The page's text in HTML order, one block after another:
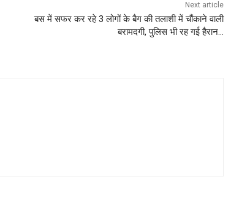
Next article
बस में सफर कर रहे 3 लोगों के बैग की तलाशी में चौंकाने वाली
बरामदगी, पुलिस भी रह गई हैरान…